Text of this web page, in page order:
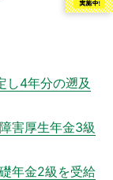
し4年分の遡及
害厚生年金3級
年金2級を受給